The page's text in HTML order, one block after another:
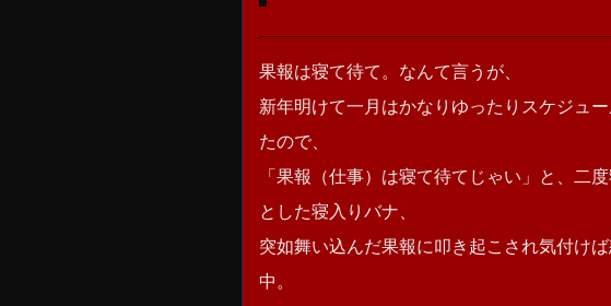
果報は寝て待て。なんて言うが、
新年明けて一月はかなりゆったりスケジュ
たので、
「果報（仕事）は寝て待てじゃい」と、二
とした寝入りバナ、
突如舞い込んだ果報に叩き起こされ気付け
中。